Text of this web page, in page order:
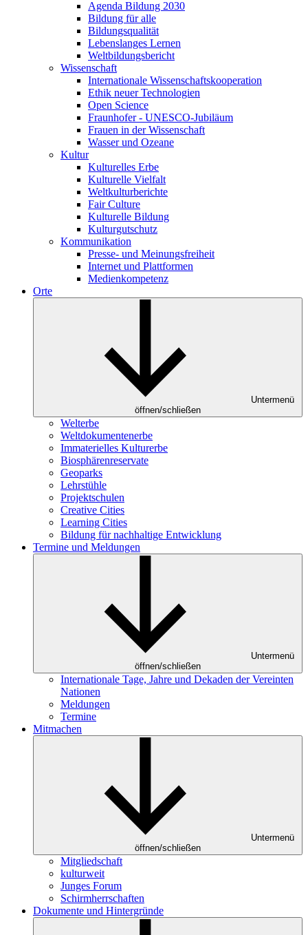
Agenda Bildung 2030
Bildung für alle
Bildungsqualität
Lebenslanges Lernen
Weltbildungsbericht
Wissenschaft
Internationale Wissenschaftskooperation
Ethik neuer Technologien
Open Science
Fraunhofer - UNESCO-Jubiläum
Frauen in der Wissenschaft
Wasser und Ozeane
Kultur
Kulturelles Erbe
Kulturelle Vielfalt
Weltkulturberichte
Fair Culture
Kulturelle Bildung
Kulturgutschutz
Kommunikation
Presse- und Meinungsfreiheit
Internet und Plattformen
Medienkompetenz
Orte
Untermenü
öffnen/schließen
Welterbe
Weltdokumentenerbe
Immaterielles Kulturerbe
Biosphärenreservate
Geoparks
Lehrstühle
Projektschulen
Creative Cities
Learning Cities
Bildung für nachhaltige Entwicklung
Termine und Meldungen
Untermenü
öffnen/schließen
Internationale Tage, Jahre und Dekaden der Vereinten
Nationen
Meldungen
Termine
Mitmachen
Untermenü
öffnen/schließen
Mitgliedschaft
kulturweit
Junges Forum
Schirmherrschaften
Dokumente und Hintergründe